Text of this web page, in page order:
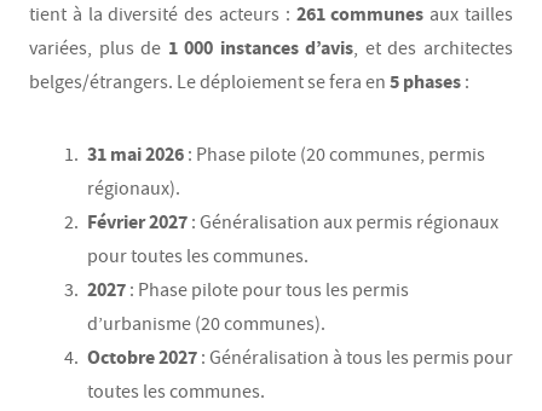
tient à la diversité des acteurs : 261 communes aux tailles
variées, plus de 1 000 instances d’avis, et des architectes
belges/étrangers. Le déploiement se fera en 5 phases :
31 mai 2026 : Phase pilote (20 communes, permis
régionaux).
Février 2027 : Généralisation aux permis régionaux
pour toutes les communes.
2027 : Phase pilote pour tous les permis
d’urbanisme (20 communes).
Octobre 2027 : Généralisation à tous les permis pour
toutes les communes.